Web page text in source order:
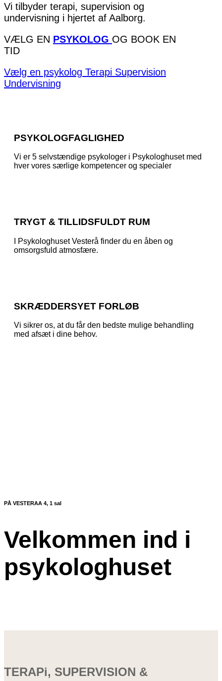
Vi tilbyder terapi, supervision og
undervisning i hjertet af Aalborg.
VÆLG EN PSYKOLOG OG BOOK EN
TID
Vælg en psykolog Terapi Supervision
Undervisning
PSYKOLOGFAGLIGHED
Vi er 5 selvstændige psykologer i Psykologhuset med
hver vores særlige kompetencer og specialer
TRYGT & TILLIDSFULDT RUM
I Psykologhuset Vesterå finder du en åben og
omsorgsfuld atmosfære.
SKRÆDDERSYET FORLØB
Vi sikrer os, at du får den bedste mulige behandling
med afsæt i dine behov.
PÅ VESTERAA 4, 1 sal
Velkommen ind i
psykologhuset
TERAPi, SUPERVISION &